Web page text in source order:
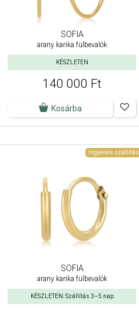
SOFIA
arany karika fülbevalók
KÉSZLETEN
140 000 Ft
Kosárba
Ingyenes szállítás
SOFIA
arany karika fülbevalók
KÉSZLETEN: Szállítás 3–5 nap